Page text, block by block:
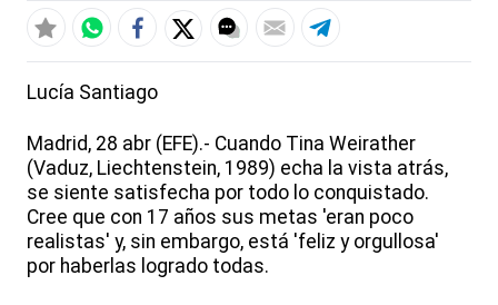
Lucía Santiago
Madrid, 28 abr (EFE).- Cuando Tina Weirather
(Vaduz, Liechtenstein, 1989) echa la vista atrás,
se siente satisfecha por todo lo conquistado.
Cree que con 17 años sus metas 'eran poco
realistas' y, sin embargo, está 'feliz y orgullosa'
por haberlas logrado todas.